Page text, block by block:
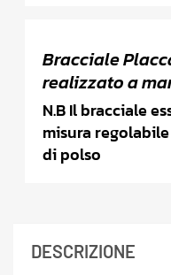
Bracciale
realizzato a
N.B Il bracciale
misura
di polso
DESCRIZIONE